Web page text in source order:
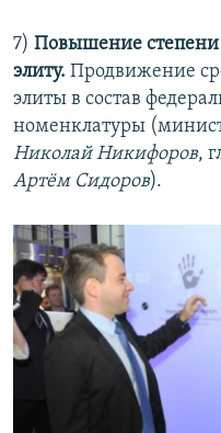
7) Повышение степени
элиту. Продвижение
элиты в состав
номенклатуры
Николай Никифоров,
Артём Сидоров).